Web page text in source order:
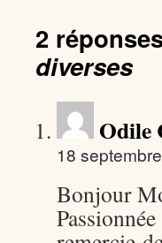
2
diverses
Odile
18
Bonjour